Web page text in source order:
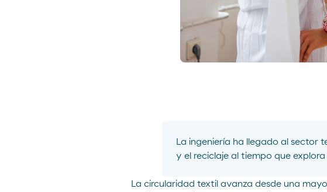
La ingeniería ha llegado al
y el reciclaje al tiempo que
La circularidad textil avanza desde una